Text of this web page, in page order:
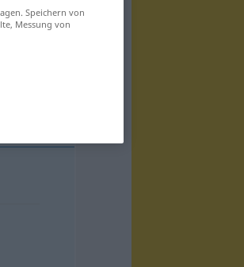
Speichern von
Messung von